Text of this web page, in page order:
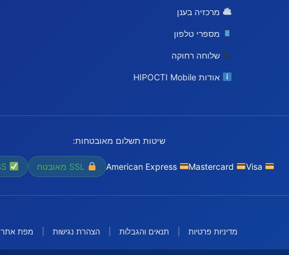
מרכזיה בענן
מספרי טלפון
שלוחה רחוקה
אודות HIPOCTI Mobile
שיטות תשלום מאובטחות:
American Express
מדיניות פרטיות תנאים והגבלות הצהרת נגישות מפת אתר